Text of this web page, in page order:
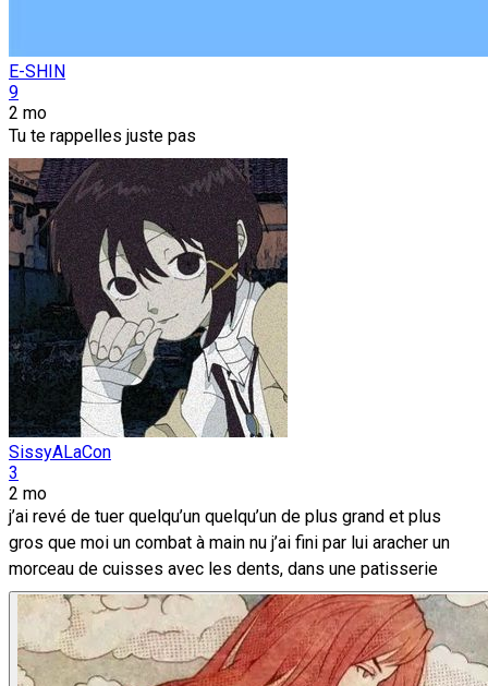
E-SHIN
9
2 mo
Tu te rappelles juste pas
SissyALaCon
3
2 mo
j’ai revé de tuer quelqu’un quelqu’un de plus grand et plus
gros que moi un combat à main nu j’ai fini par lui aracher un
morceau de cuisses avec les dents, dans une patisserie